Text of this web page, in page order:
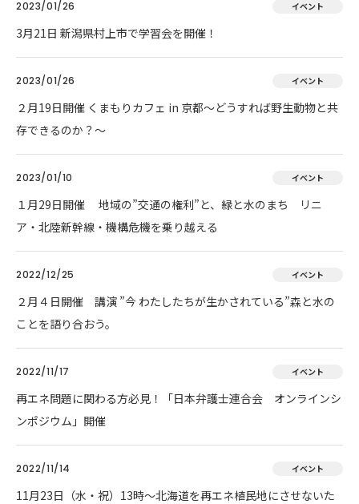
2023/01/26 イベント
3月21日 新潟県村上市で学習会を開催！
2023/01/26 イベント
２月19日開催 くまもりカフェ in 京都～どうすれば野生動物と共
存できるのか？～
2023/01/10 イベント
１月29日開催 地域の”交通の権利”と、緑と水のまち リニ
ア・北陸新幹線・機構危機を乗り越える
2022/12/25 イベント
２月４日開催 講演 ”今 わたしたちが生かされている”森と水の
ことを語り合おう。
2022/11/17 イベント
再エネ問題に関わる方必見！「日本弁護士連合会 オンラインシ
ンポジウム」開催
2022/11/14 イベント
11月23日（水・祝）13時～北海道を再エネ植民地にさせないた